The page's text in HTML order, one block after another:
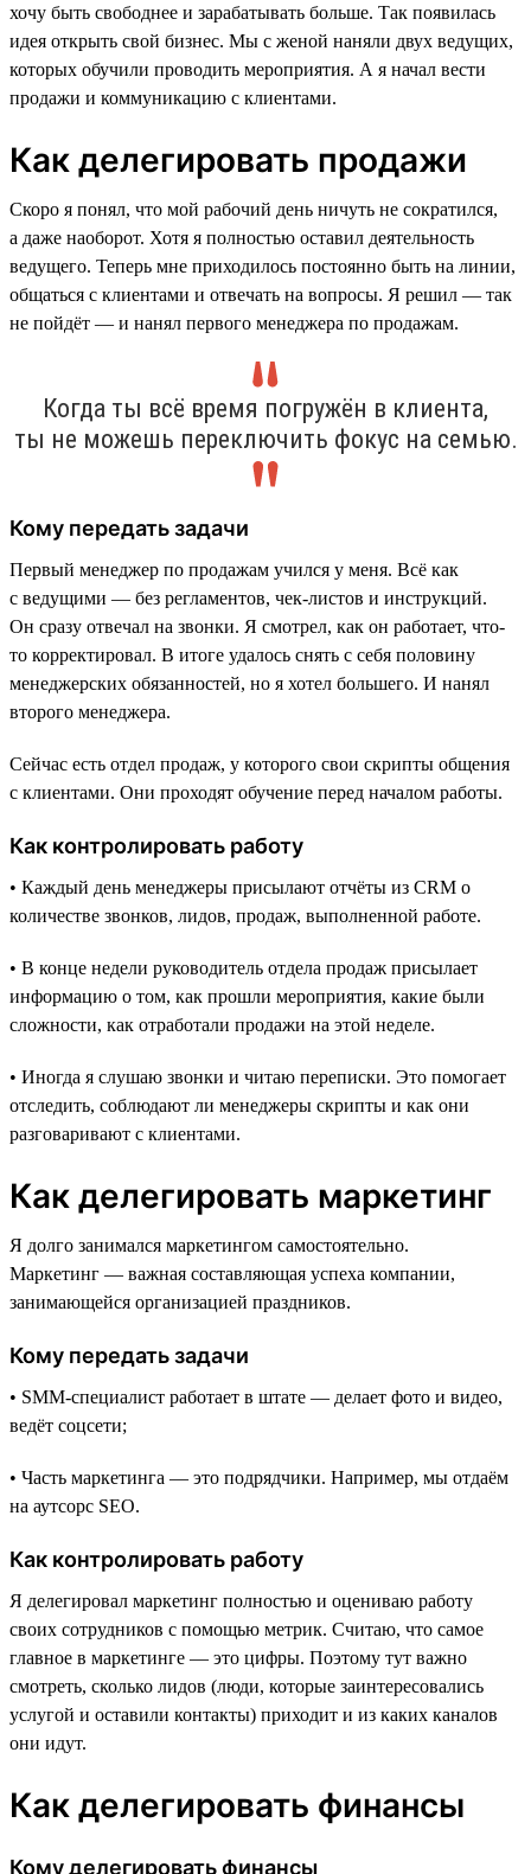
хочу быть свободнее и зарабатывать больше. Так появилась
идея открыть свой бизнес. Мы с женой наняли двух ведущих,
которых обучили проводить мероприятия. А я начал вести
продажи и коммуникацию с клиентами.
Как делегировать продажи
Скоро я понял, что мой рабочий день ничуть не сократился,
а даже наоборот. Хотя я полностью оставил деятельность
ведущего. Теперь мне приходилось постоянно быть на линии,
общаться с клиентами и отвечать на вопросы. Я решил — так
не пойдёт — и нанял первого менеджера по продажам.
Когда ты всё время погружён в клиента,
ты не можешь переключить фокус на семью.
Кому передать задачи
Первый менеджер по продажам учился у меня. Всё как
с ведущими — без регламентов, чек-листов и инструкций.
Он сразу отвечал на звонки. Я смотрел, как он работает, что-
то корректировал. В итоге удалось снять с себя половину
менеджерских обязанностей, но я хотел большего. И нанял
второго менеджера.
Сейчас есть отдел продаж, у которого свои скрипты общения
с клиентами. Они проходят обучение перед началом работы.
Как контролировать работу
• Каждый день менеджеры присылают отчёты из CRM о
количестве звонков, лидов, продаж, выполненной работе.
• В конце недели руководитель отдела продаж присылает
информацию о том, как прошли мероприятия, какие были
сложности, как отработали продажи на этой неделе.
• Иногда я слушаю звонки и читаю переписки. Это помогает
отследить, соблюдают ли менеджеры скрипты и как они
разговаривают с клиентами.
Как делегировать маркетинг
Я долго занимался маркетингом самостоятельно.
Маркетинг — важная составляющая успеха компании,
занимающейся организацией праздников.
Кому передать задачи
• SMM-специалист работает в штате — делает фото и видео,
ведёт соцсети;
• Часть маркетинга — это подрядчики. Например, мы отдаём
на аутсорс SEO.
Как контролировать работу
Я делегировал маркетинг полностью и оцениваю работу
своих сотрудников с помощью метрик. Считаю, что самое
главное в маркетинге — это цифры. Поэтому тут важно
смотреть, сколько лидов (люди, которые заинтересовались
услугой и оставили контакты) приходит и из каких каналов
они идут.
Как делегировать финансы
Кому делегировать финансы